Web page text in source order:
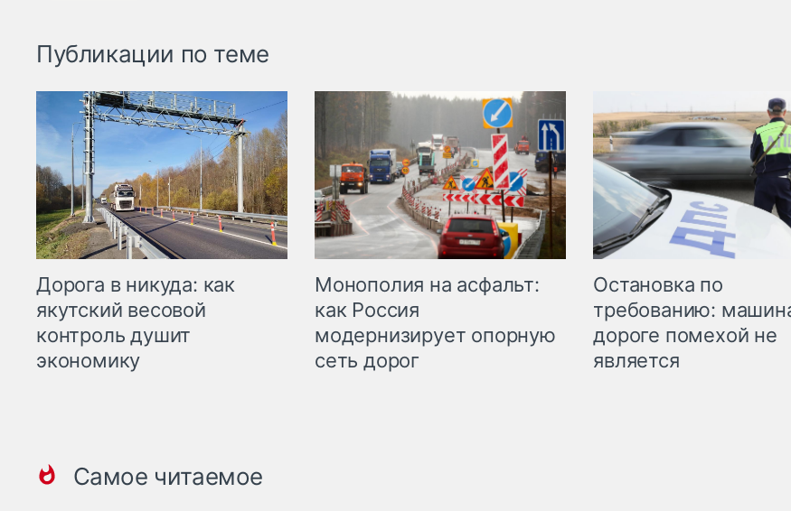
Публикации по теме
Дорога в никуда: как
якутский весовой
контроль душит
экономику
Монополия на асфальт:
как Россия
модернизирует опорную
сеть дорог
Остановка по
требованию:
дороге помехой не
является
Самое читаемое